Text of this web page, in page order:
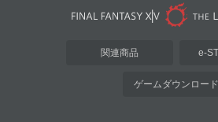
関連商品 e-
ゲームダウンロード